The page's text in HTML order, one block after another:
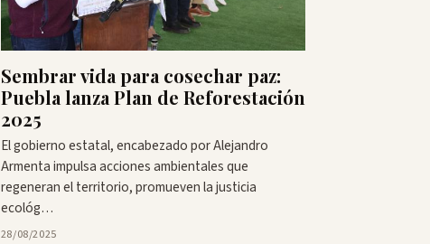
Sembrar vida para cosechar paz:
Puebla lanza Plan de Reforestación
2025
El gobierno estatal, encabezado por Alejandro
Armenta impulsa acciones ambientales que
regeneran el territorio, promueven la justicia
ecológ…
28/08/2025